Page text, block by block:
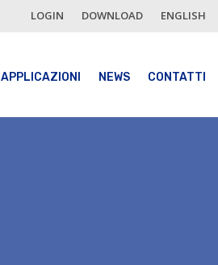
LOGIN DOWNLOAD ENGLISH
APPLICAZIONI NEWS CONTATTI